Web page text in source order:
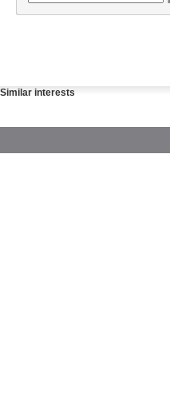
Similar interests